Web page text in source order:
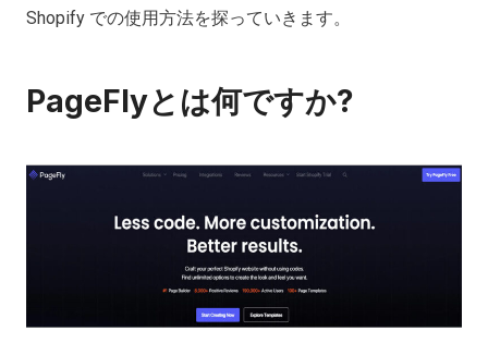
Shopify での使用方法を探っていきます。
PageFlyとは何ですか?